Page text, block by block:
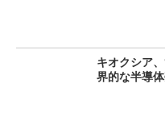
キオクシア
界的な半導